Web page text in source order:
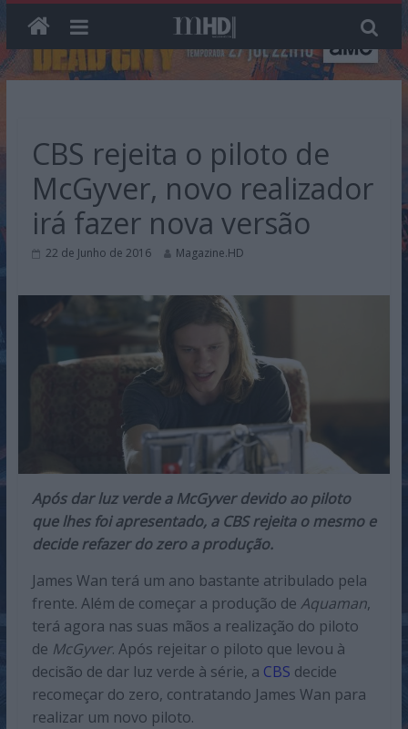
CBS rejeita o piloto de
McGyver, novo realizador
irá fazer nova versão
22 de Junho de 2016 Magazine.HD
Após dar luz verde a McGyver devido ao piloto
que lhes foi apresentado, a CBS rejeita o mesmo e
decide refazer do zero a produção.
James Wan terá um ano bastante atribulado pela
frente. Além de começar a produção de Aquaman,
terá agora nas suas mãos a realização do piloto
de McGyver. Após rejeitar o piloto que levou à
decisão de dar luz verde à série, a CBS decide
recomeçar do zero, contratando James Wan para
realizar um novo piloto.